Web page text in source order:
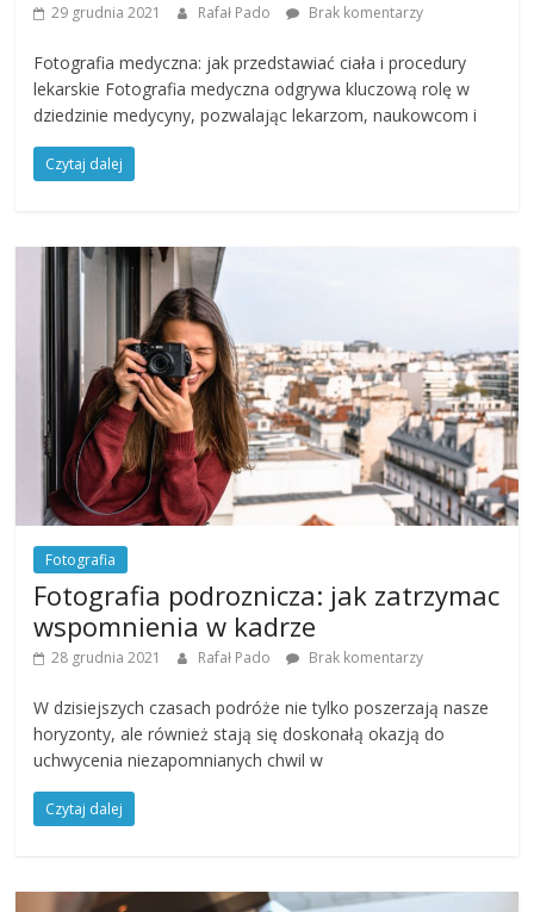
29 grudnia 2021 Rafał Pado Brak komentarzy
Fotografia medyczna: jak przedstawiać ciała i procedury
lekarskie Fotografia medyczna odgrywa kluczową rolę w
dziedzinie medycyny, pozwalając lekarzom, naukowcom i
Czytaj dalej
Fotografia
Fotografia podroznicza: jak zatrzymac
wspomnienia w kadrze
28 grudnia 2021 Rafał Pado Brak komentarzy
W dzisiejszych czasach podróże nie tylko poszerzają nasze
horyzonty, ale również stają się doskonałą okazją do
uchwycenia niezapomnianych chwil w
Czytaj dalej